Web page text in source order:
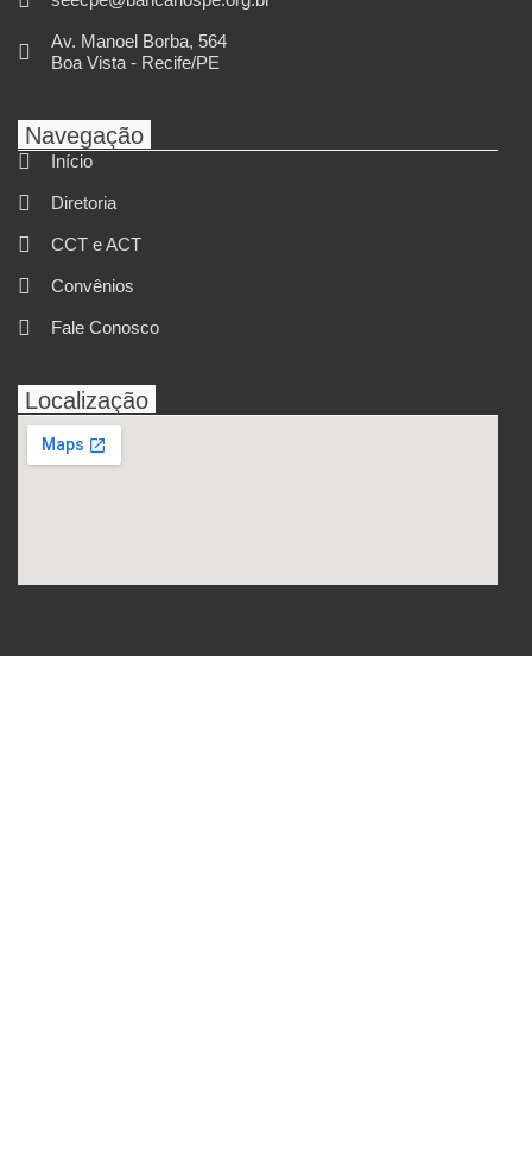
Av. Manoel Borba, 564
Boa Vista - Recife/PE
Navegação
Início
Diretoria
CCT e ACT
Convênios
Fale Conosco
Localização